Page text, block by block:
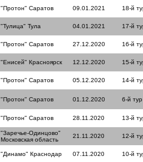
"Протон" Саратов 09.01.2021 18-й
"Тулица" Тула 04.01.2021 17-й
"Протон" Саратов 27.12.2020 16-й
"Енисей" Красноярск 12.12.2020 15-й
"Протон" Саратов 05.12.2020 14-й
"Протон" Саратов 01.12.2020 6-й тур
"Протон" Саратов 28.11.2020 13-й
"Заречье-Одинцово"
Московская область
21.11.2020 12-й
"Динамо" Краснодар 07.11.2020 10-й